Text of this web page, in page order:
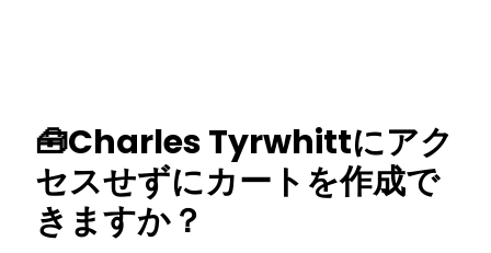
🧰Charles Tyrwhittにアク
セスせずにカートを作成で
きますか？